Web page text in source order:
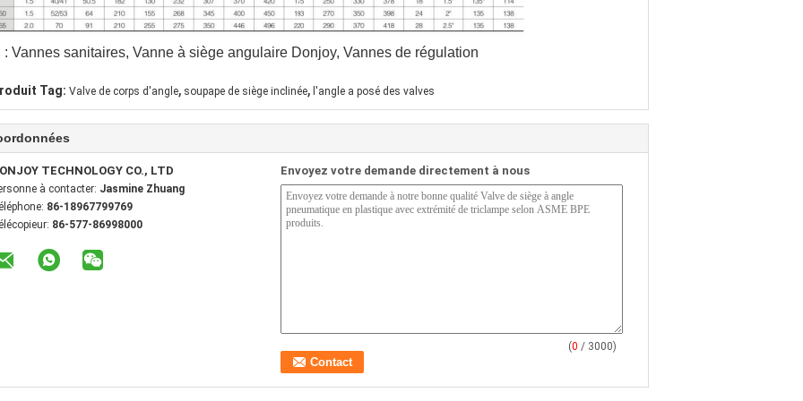
: Vannes sanitaires, Vanne à siège angulaire Donjoy, Vannes de régulation
Tag: Valve de corps d'angle, soupape de siège inclinée, l'angle a posé des valves
TECHNOLOGY CO., LTD
à contacter: Jasmine Zhuang
86-18967799769
86-577-86998000
Envoyez votre demande directement à nous
(0 / 3000)